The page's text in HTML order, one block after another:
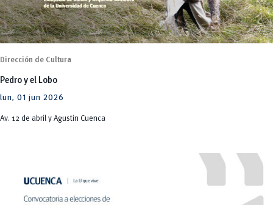
Dirección de Cultura
Pedro y el Lobo
lun, 01 jun 2026
Av. 12 de abril y Agustin Cuenca